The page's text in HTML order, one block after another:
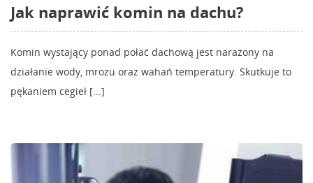
Jak naprawić komin na dachu?
Komin wystający ponad połać dachową jest narażony na
działanie wody, mrozu oraz wahań temperatury. Skutkuje to
pękaniem cegieł [...]